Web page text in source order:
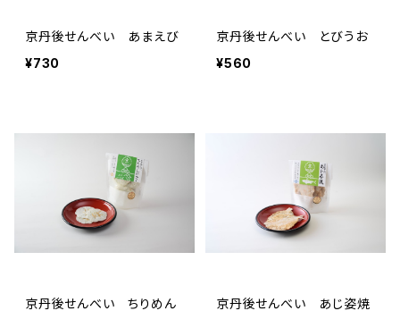
京丹後せんべい あまえび
¥730
京丹後せんべい とびうお
¥560
京丹後せんべい ちりめん 京丹後せんべい あじ姿焼